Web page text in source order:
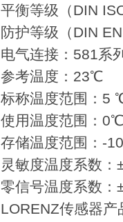
平衡等级（DIN
防护等级（DIN
电气连接：581系
参考温度：23℃
标称温度范围：5
使用温度范围：
存储温度范围：-
灵敏度温度系数
零信号温度系数
LORENZ传感器